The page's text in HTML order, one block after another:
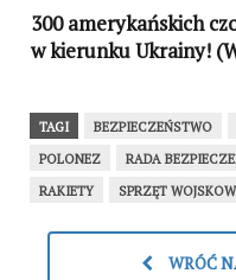
300 amerykańskich
w kierunku Ukrainy!
TAGI BEZPIECZEŃSTWO
POLONEZ
RADA
RAKIETY
SPRZĘT
WRÓĆ